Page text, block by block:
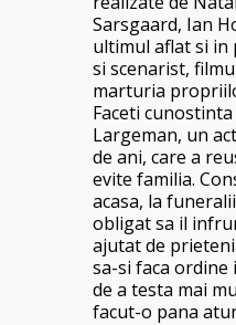
Sarsgaard, Ian
ultimul aflat si
si scenarist,
marturia
Faceti
Largeman, un
de ani, care a
evite familia.
acasa, la
obligat sa il
ajutat de
sa-si faca ordine
de a testa mai
facut-o pana